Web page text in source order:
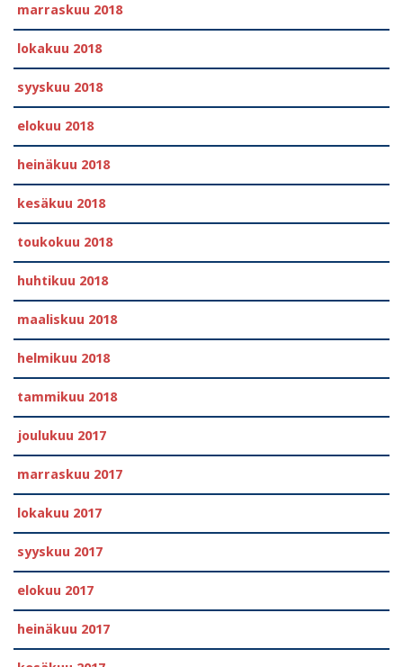
marraskuu 2018
lokakuu 2018
syyskuu 2018
elokuu 2018
heinäkuu 2018
kesäkuu 2018
toukokuu 2018
huhtikuu 2018
maaliskuu 2018
helmikuu 2018
tammikuu 2018
joulukuu 2017
marraskuu 2017
lokakuu 2017
syyskuu 2017
elokuu 2017
heinäkuu 2017